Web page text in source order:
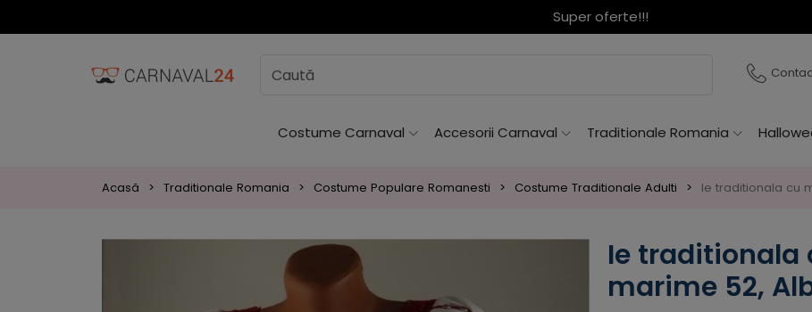
Super oferte!!!
Costume Carnaval Accesorii Carnaval Traditionale Romania
Acasă Traditionale Romania Costume Populare Romanesti Costume Traditionale Adulti Ie traditionala cu
Ie traditionala
marime 52,